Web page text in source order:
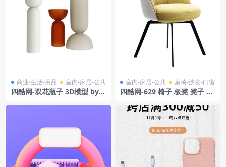
商业-生活-用品 室内-家居-公共
四酷网-双花瓶子 3D模型 by K
室内-家居-公共 桌椅-沙发-门窗
四酷网-629 椅子 板凳 凳子 3